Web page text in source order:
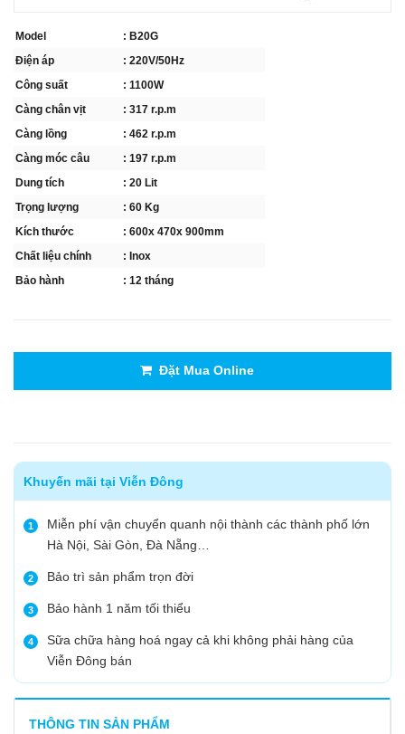
Model
: B20G
Điện áp
: 220V/50Hz
Công suất
: 1100W
Càng chân vịt
: 317 r.p.m
Càng lồng
: 462 r.p.m
Càng móc câu
: 197 r.p.m
Dung tích
: 20 Lit
Trọng lượng
: 60 Kg
Kích thước
: 600x 470x 900mm
Chất liệu chính
: Inox
Bảo hành
: 12 tháng
Đặt Mua Online
Khuyến mãi tại Viễn Đông
1
Miễn phí vận chuyển quanh nội thành các thành phố lớn
Hà Nội, Sài Gòn, Đà Nẵng…
2 Bảo trì sản phẩm trọn đời
3 Bảo hành 1 năm tối thiểu
4
Sữa chữa hàng hoá ngay cả khi không phải hàng của
Viễn Đông bán
THÔNG TIN SẢN PHẨM
UNCATEGORIZED